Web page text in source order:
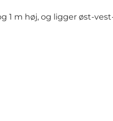
1 m høj, og ligger øst-